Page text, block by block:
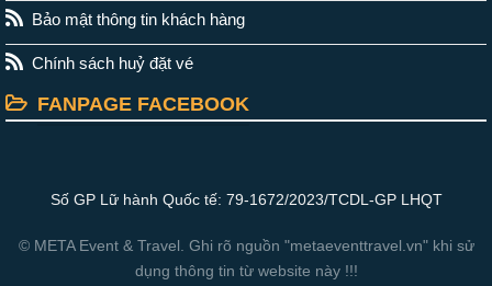
Bảo mật thông tin khách hàng
Chính sách huỷ đặt vé
FANPAGE FACEBOOK
Số GP Lữ hành Quốc tế: 79-1672/2023/TCDL-GP LHQT
© META Event & Travel. Ghi rõ nguồn "metaeventtravel.vn" khi sử
dụng thông tin từ website này !!!